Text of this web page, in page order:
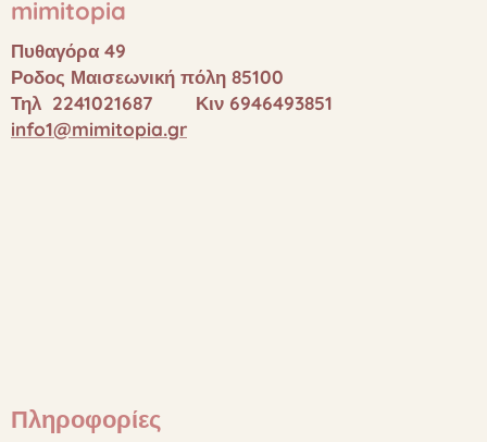
mimitopia
Πυθαγόρα 49
Ροδος Μαισεωνική πόλη 85100
Τηλ 2241021687 Κιν 6946493851
info1@mimitopia.gr
Πληροφορίες